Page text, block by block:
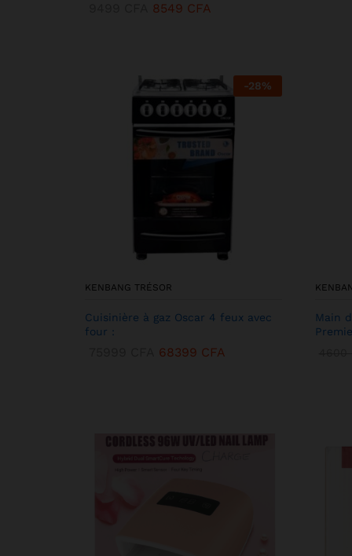
8549 CFA
-28%
KENBANG TRÉSOR
Cuisinière à gaz Oscar 4 feux avec
four :
68399 CFA
Main